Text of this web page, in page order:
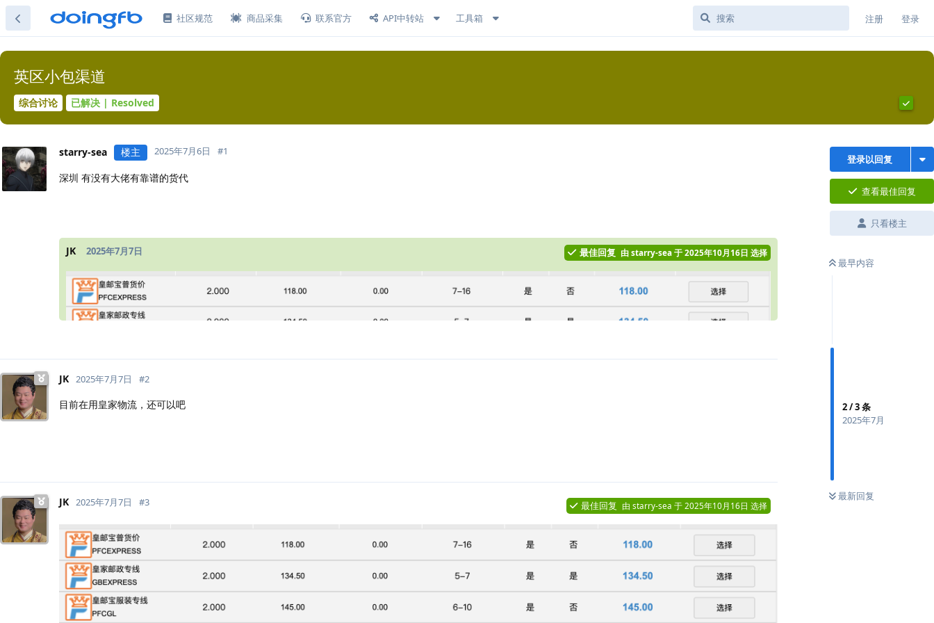
社区规范 商品采集 联系官方 API中转站 工具箱 注册 登录
综合讨论 已解决 | Resolved
英区小包渠道
登录以回复
查看最佳回复
只看楼主
最早内容
2/3条
2025年7月
最新回复
starry-sea 楼主 2025年7月6日 #1
深圳 有没有大佬有靠谱的货代
JK 2025年7月7日 最佳回复 由starry-sea于2025年10月16日 选择
JK 2025年7月7日 #2
目前在用皇家物流，还可以吧
JK 2025年7月7日 #3 最佳回复 由 starry-sea 于2025年10月16日 选择